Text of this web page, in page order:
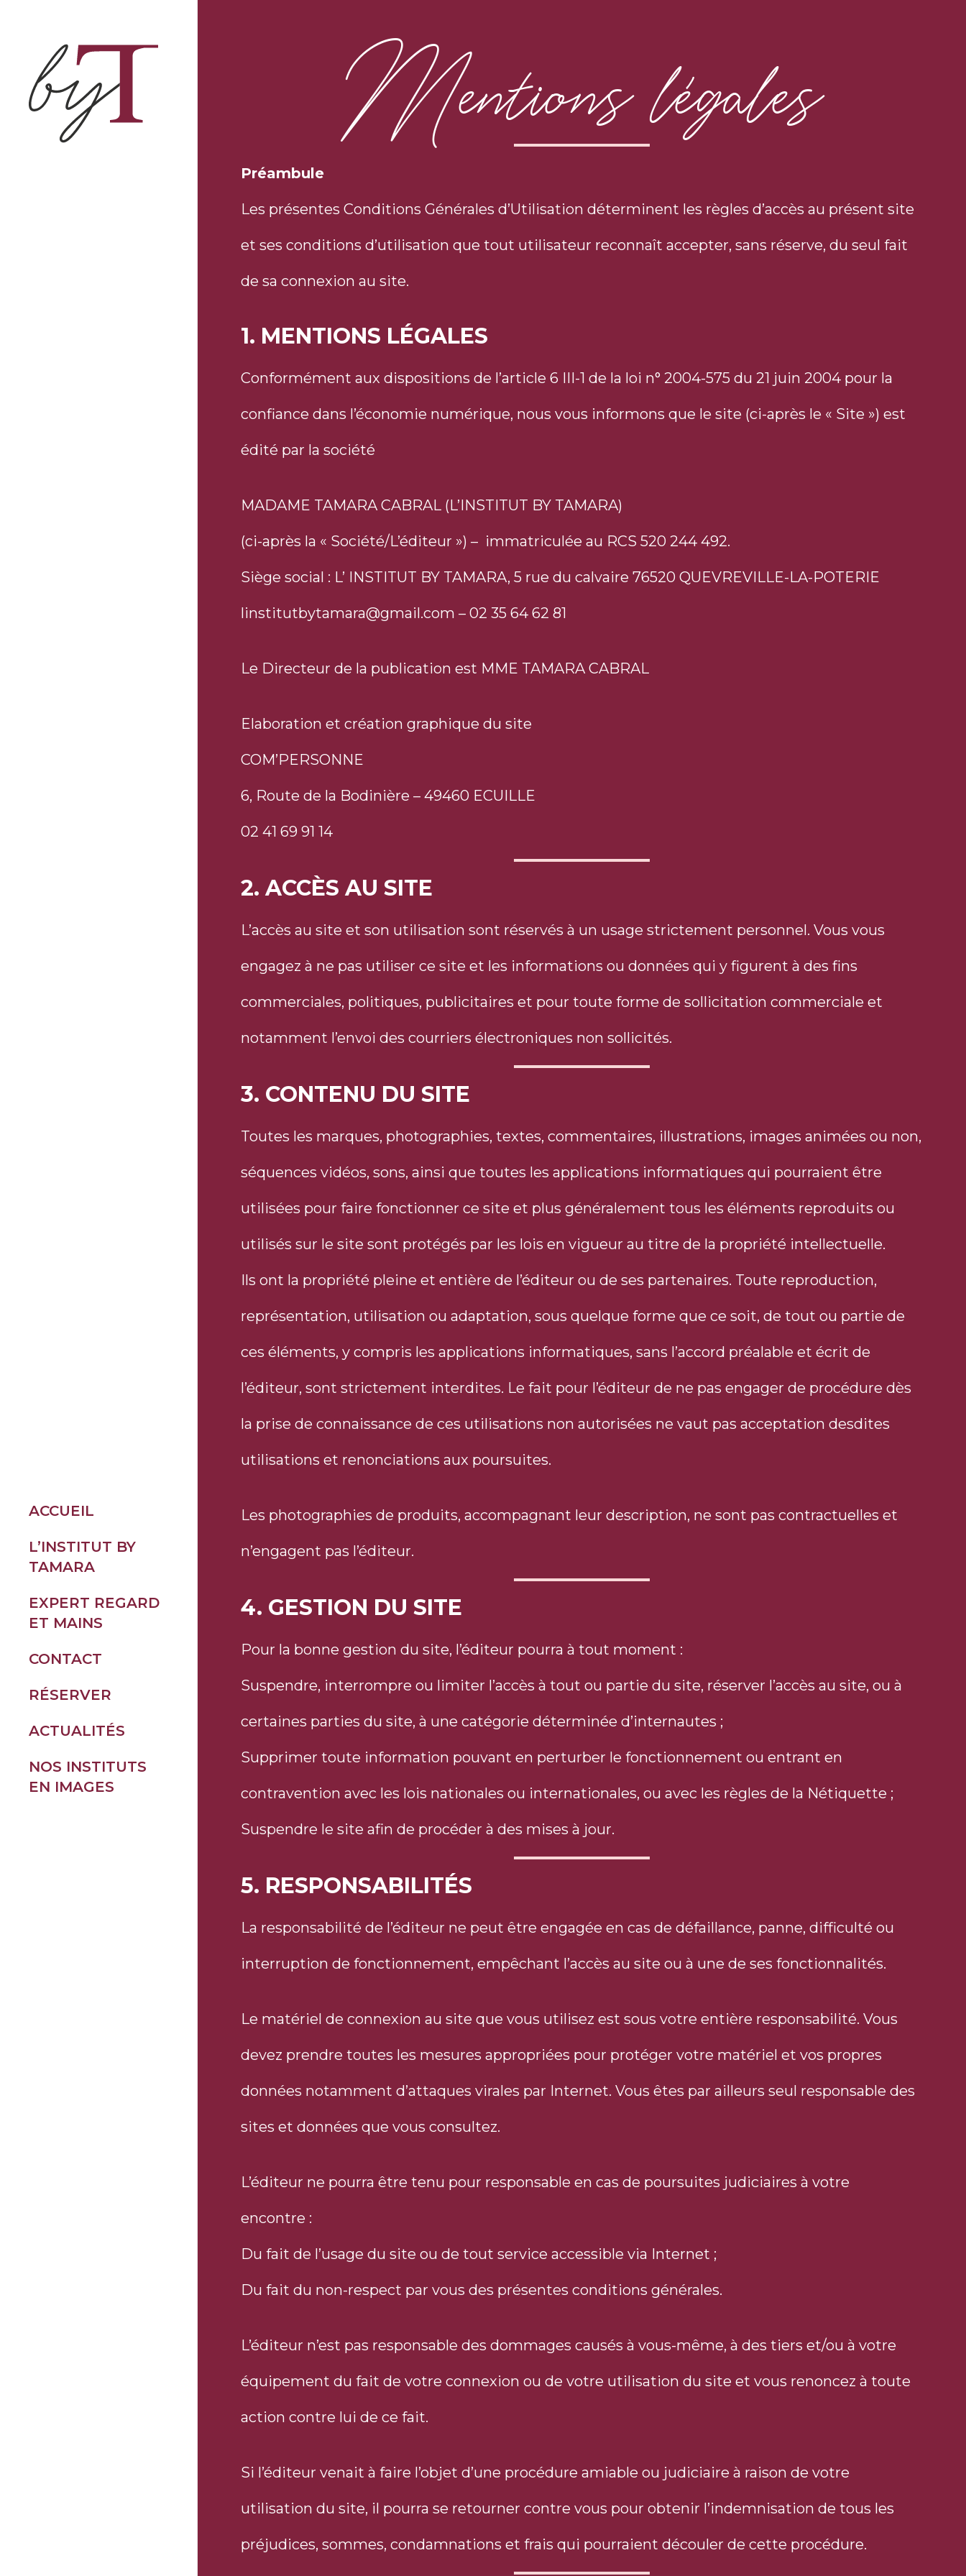
main
ACCUEIL
L’INSTITUT BY
TAMARA
TOUTES NOS
PRESTATIONS
EXPERT
HAUTE
EPILATIONS
EPILODERM
MASSAGES
EXPERT REGARD
ET MAINS
TOUTES NOS
BEAUTÉ DU
REGARD
MAINS ET DES
PIEDS
CONTACT
RÉSERVER
ACTUALITÉS
NOS INSTITUTS
EN IMAGES
Mentions légales
Préambule
Les présentes Conditions Générales d’Utilisation déterminent les règles d’accès au présent site
et ses conditions d’utilisation que tout utilisateur reconnaît accepter, sans réserve, du seul fait
de sa connexion au site.
1. MENTIONS LÉGALES
Conformément aux dispositions de l’article 6 III-1 de la loi n° 2004-575 du 21 juin 2004 pour la
confiance dans l’économie numérique, nous vous informons que le site (ci-après le « Site ») est
édité par la société
MADAME TAMARA CABRAL (L’INSTITUT BY TAMARA)
(ci-après la « Société/L’éditeur ») – immatriculée au RCS 520 244 492.
Siège social : L’ INSTITUT BY TAMARA, 5 rue du calvaire 76520 QUEVREVILLE-LA-POTERIE
linstitutbytamara@gmail.com – 02 35 64 62 81
Le Directeur de la publication est MME TAMARA CABRAL
Elaboration et création graphique du site
COM’PERSONNE
6, Route de la Bodinière – 49460 ECUILLE
02 41 69 91 14
2. ACCÈS AU SITE
L’accès au site et son utilisation sont réservés à un usage strictement personnel. Vous vous
engagez à ne pas utiliser ce site et les informations ou données qui y figurent à des fins
commerciales, politiques, publicitaires et pour toute forme de sollicitation commerciale et
notamment l’envoi des courriers électroniques non sollicités.
3. CONTENU DU SITE
Toutes les marques, photographies, textes, commentaires, illustrations, images animées ou non,
séquences vidéos, sons, ainsi que toutes les applications informatiques qui pourraient être
utilisées pour faire fonctionner ce site et plus généralement tous les éléments reproduits ou
utilisés sur le site sont protégés par les lois en vigueur au titre de la propriété intellectuelle.
Ils ont la propriété pleine et entière de l’éditeur ou de ses partenaires. Toute reproduction,
représentation, utilisation ou adaptation, sous quelque forme que ce soit, de tout ou partie de
ces éléments, y compris les applications informatiques, sans l’accord préalable et écrit de
l’éditeur, sont strictement interdites. Le fait pour l’éditeur de ne pas engager de procédure dès
la prise de connaissance de ces utilisations non autorisées ne vaut pas acceptation desdites
utilisations et renonciations aux poursuites.
Les photographies de produits, accompagnant leur description, ne sont pas contractuelles et
n’engagent pas l’éditeur.
4. GESTION DU SITE
Pour la bonne gestion du site, l’éditeur pourra à tout moment :
Suspendre, interrompre ou limiter l’accès à tout ou partie du site, réserver l’accès au site, ou à
certaines parties du site, à une catégorie déterminée d’internautes ;
Supprimer toute information pouvant en perturber le fonctionnement ou entrant en
contravention avec les lois nationales ou internationales, ou avec les règles de la Nétiquette ;
Suspendre le site afin de procéder à des mises à jour.
5. RESPONSABILITÉS
La responsabilité de l’éditeur ne peut être engagée en cas de défaillance, panne, difficulté ou
interruption de fonctionnement, empêchant l’accès au site ou à une de ses fonctionnalités.
Le matériel de connexion au site que vous utilisez est sous votre entière responsabilité. Vous
devez prendre toutes les mesures appropriées pour protéger votre matériel et vos propres
données notamment d’attaques virales par Internet. Vous êtes par ailleurs seul responsable des
sites et données que vous consultez.
L’éditeur ne pourra être tenu pour responsable en cas de poursuites judiciaires à votre
encontre :
Du fait de l’usage du site ou de tout service accessible via Internet ;
Du fait du non-respect par vous des présentes conditions générales.
L’éditeur n’est pas responsable des dommages causés à vous-même, à des tiers et/ou à votre
équipement du fait de votre connexion ou de votre utilisation du site et vous renoncez à toute
action contre lui de ce fait.
Si l’éditeur venait à faire l’objet d’une procédure amiable ou judiciaire à raison de votre
utilisation du site, il pourra se retourner contre vous pour obtenir l’indemnisation de tous les
préjudices, sommes, condamnations et frais qui pourraient découler de cette procédure.